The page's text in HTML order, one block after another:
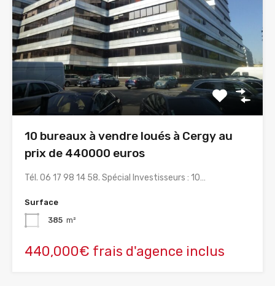
10 bureaux à vendre loués à Cergy au
prix de 440000 euros
Tél. 06 17 98 14 58. Spécial Investisseurs : 10…
Surface
385 m²
440,000€ frais d'agence inclus